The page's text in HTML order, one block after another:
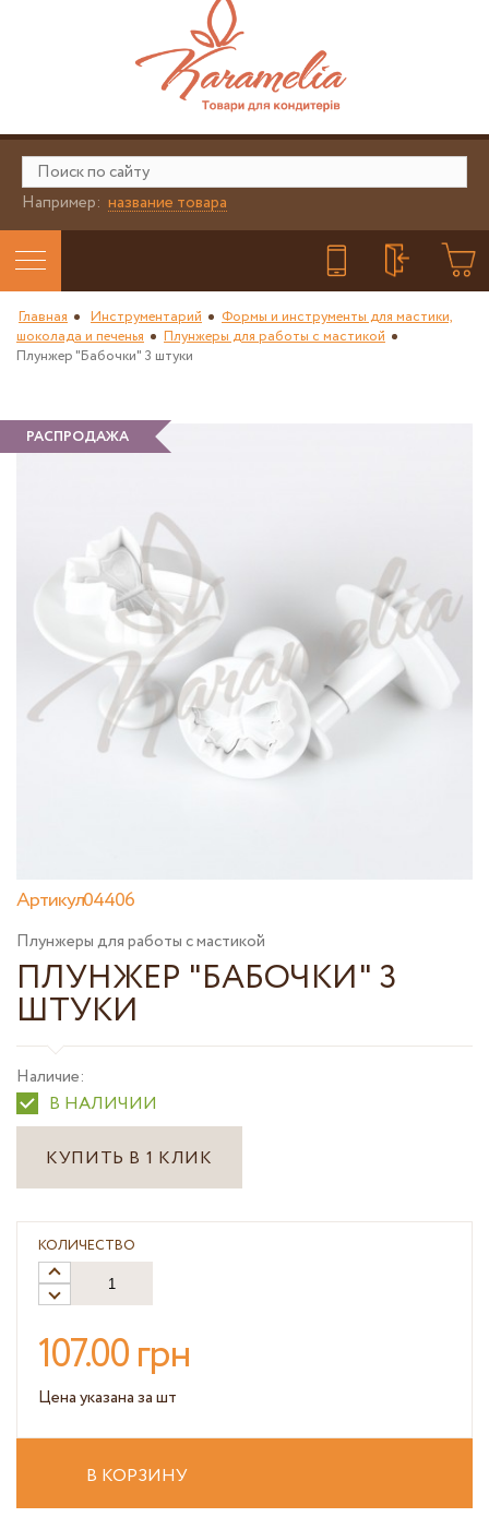
Например: название товара
Главная Инструментарий
Формы и инструменты для мастики,
шоколада и печенья
Плунжеры для работы с мастикой
Плунжер "Бабочки" 3 штуки
РАСПРОДАЖА
Артикул04406
Плунжеры для работы с мастикой
ПЛУНЖЕР "БАБОЧКИ" 3
ШТУКИ
Наличие:
В НАЛИЧИИ
КУПИТЬ В 1 КЛИК
КОЛИЧЕСТВО
107.00 грн
Цена указана за шт
В КОРЗИНУ